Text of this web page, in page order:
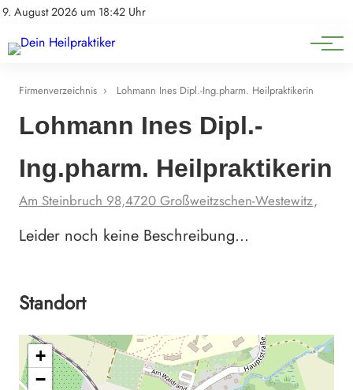
9. August 2026 um 18:42 Uhr
Impressum
Natürliche Medizin
Heilpflanzen & Kräuterkunde
Firmenverzeichnis › Lohmann Ines Dipl.-Ing.pharm. Heilpraktikerin
Lohmann Ines Dipl.-
Ing.pharm. Heilpraktikerin
Am Steinbruch 98,4720 Großweitzschen-Westewitz,
Leider noch keine Beschreibung…
Standort
+
−